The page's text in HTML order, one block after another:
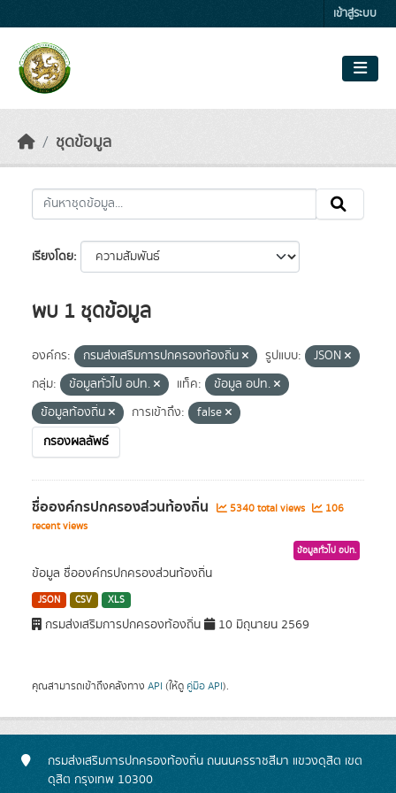
เข้าสู่ระบบ
ชุดข้อมูล
เรียงโดย
พบ 1 ชุดข้อมูล
องค์กร: กรมส่งเสริมการปกครองท้องถิ่น รูปแบบ:
JSON
กลุ่ม:
ข้อมูลทั่วไป อปท. แท็ค:
ข้อมูล อปท.
ข้อมูลท้องถิ่น
การเข้าถึง:
false
กรองผลลัพธ์
ชื่อองค์กรปกครองส่วนท้องถิ่น 5340 total views
106
recent views
ข้อมูลทั่วไป อปท.
ข้อมูล ชื่อองค์กรปกครองส่วนท้องถิ่น
JSON CSV XLS
กรมส่งเสริมการปกครองท้องถิ่น 10 มิถุนายน 2569
คุณสามารถเข้าถึงคลังทาง API (ให้ดู คู่มือ API).
กรมส่งเสริมการปกครองท้องถิ่น ถนนนครราชสีมา แขวงดุสิต เขต
ดุสิต กรุงเทพ 10300